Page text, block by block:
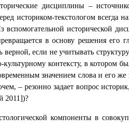
дисциплины –
историком-текстологом всегда
исторической
в основу решения
верной, если не учитывать
контексту, в котором
значением слова и его же
– резонно задает вопрос
2011])?
компоненты в